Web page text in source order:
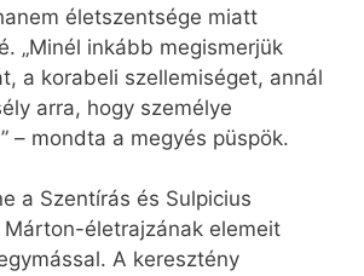
életszentsége miatt
„Minél inkább megismerjük
a korabeli szellemiséget, annál
arra, hogy személye
– mondta a megyés püspök.
a Szentírás és Sulpicius
Márton-életrajzának elemeit
A keresztény